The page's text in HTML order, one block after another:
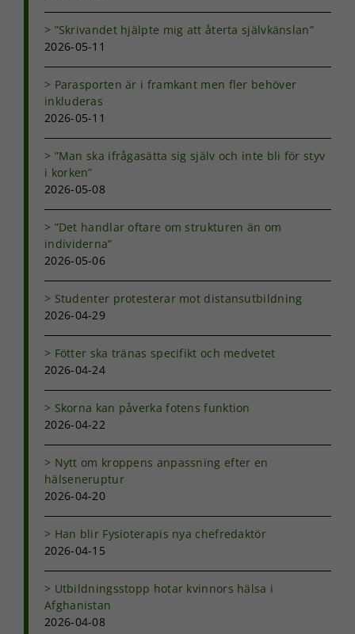
”Skrivandet hjälpte mig att återta självkänslan”
2026-05-11
Parasporten är i framkant men fler behöver
inkluderas
2026-05-11
”Man ska ifrågasätta sig själv och inte bli för styv
i korken”
2026-05-08
”Det handlar oftare om strukturen än om
individerna”
2026-05-06
Studenter protesterar mot distansutbildning
2026-04-29
Fötter ska tränas specifikt och medvetet
2026-04-24
Skorna kan påverka fotens funktion
2026-04-22
Nytt om kroppens anpassning efter en
hälseneruptur
2026-04-20
Han blir Fysioterapis nya chefredaktör
2026-04-15
Utbildningsstopp hotar kvinnors hälsa i
Afghanistan
2026-04-08
För att vår
hemsida ska
ditt besök.
Om du nekar
funktionalitet
att försvinna
intressen och ditt
surfar ökar du
chansen att få se
och erbjudanden.